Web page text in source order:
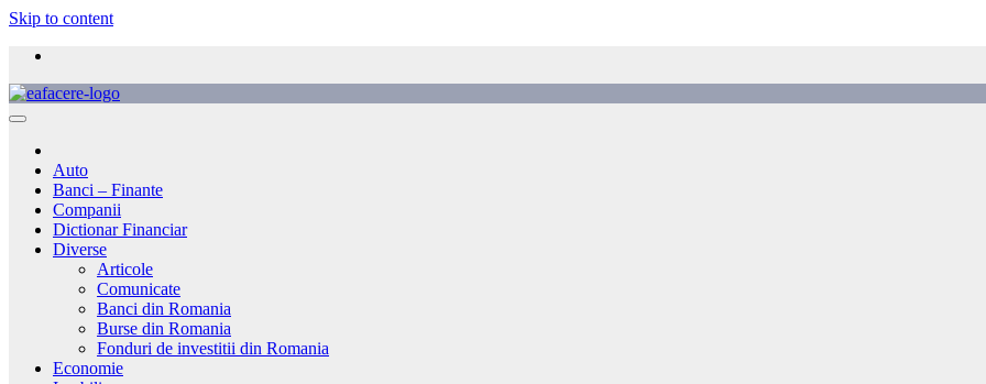
Skip to content
Auto
Banci – Finante
Companii
Dictionar Financiar
Diverse
Articole
Comunicate
Banci din Romania
Burse din Romania
Fonduri de investitii din Romania
Economie